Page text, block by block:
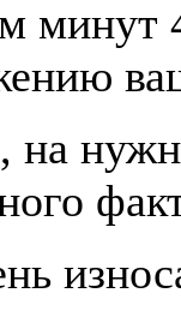
минут